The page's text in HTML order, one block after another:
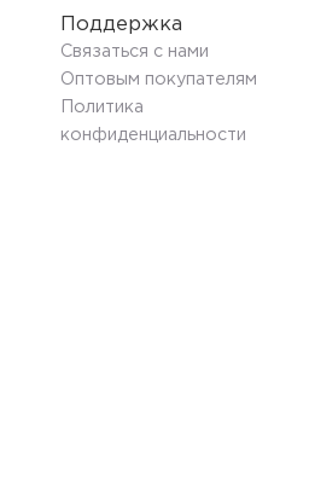
Поддержка
Связаться с нами
Оптовым покупателям
Политика
конфиденциальности